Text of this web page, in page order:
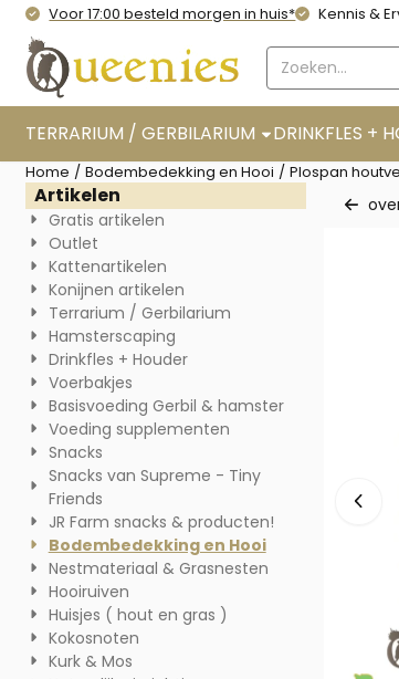
Cookievoorkeuren zijn momenteel gesloten.
Voor 17:00 besteld morgen in huis* Kennis &
Zoeken
TERRARIUM / GERBILARIUM DRINKFLES +
Home / Bodembedekking en Hooi / Plospan
Artikelen
Gratis artikelen
Outlet
Kattenartikelen
Konijnen artikelen
Terrarium / Gerbilarium
Hamsterscaping
Drinkfles + Houder
Voerbakjes
Basisvoeding Gerbil & hamster
Voeding supplementen
Snacks
Snacks van Supreme - Tiny
Friends
JR Farm snacks & producten!
Bodembedekking en Hooi
Nestmateriaal & Grasnesten
Hooiruiven
Huisjes ( hout en gras )
Kokosnoten
Kurk & Mos